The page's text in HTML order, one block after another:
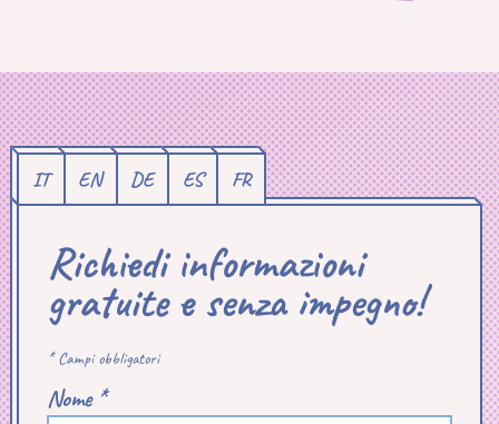
IT EN DE ES FR
Richiedi informazioni
gratuite e senza impegno!
* Campi obbligatori
Nome *